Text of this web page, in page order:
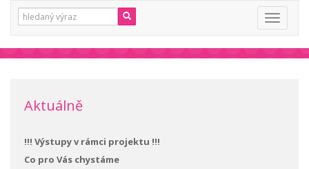
Vyhledávání:
Toggle
Aktuálně
!!! Výstupy v rámci projektu !!!
Co pro Vás chystáme